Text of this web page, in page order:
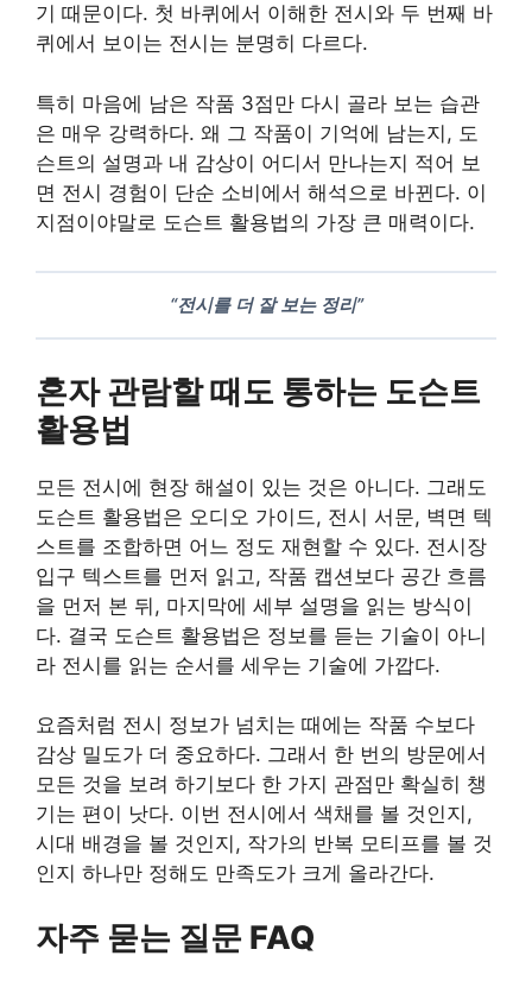
기 때문이다. 첫 바퀴에서 이해한 전시와 두 번째 바
퀴에서 보이는 전시는 분명히 다르다.
특히 마음에 남은 작품 3점만 다시 골라 보는 습관
은 매우 강력하다. 왜 그 작품이 기억에 남는지, 도
슨트의 설명과 내 감상이 어디서 만나는지 적어 보
면 전시 경험이 단순 소비에서 해석으로 바뀐다. 이
지점이야말로 도슨트 활용법의 가장 큰 매력이다.
“전시를 더 잘 보는 정리”
혼자 관람할 때도 통하는 도슨트
활용법
모든 전시에 현장 해설이 있는 것은 아니다. 그래도
도슨트 활용법은 오디오 가이드, 전시 서문, 벽면 텍
스트를 조합하면 어느 정도 재현할 수 있다. 전시장
입구 텍스트를 먼저 읽고, 작품 캡션보다 공간 흐름
을 먼저 본 뒤, 마지막에 세부 설명을 읽는 방식이
다. 결국 도슨트 활용법은 정보를 듣는 기술이 아니
라 전시를 읽는 순서를 세우는 기술에 가깝다.
요즘처럼 전시 정보가 넘치는 때에는 작품 수보다
감상 밀도가 더 중요하다. 그래서 한 번의 방문에서
모든 것을 보려 하기보다 한 가지 관점만 확실히 챙
기는 편이 낫다. 이번 전시에서 색채를 볼 것인지,
시대 배경을 볼 것인지, 작가의 반복 모티프를 볼 것
인지 하나만 정해도 만족도가 크게 올라간다.
자주 묻는 질문 FAQ